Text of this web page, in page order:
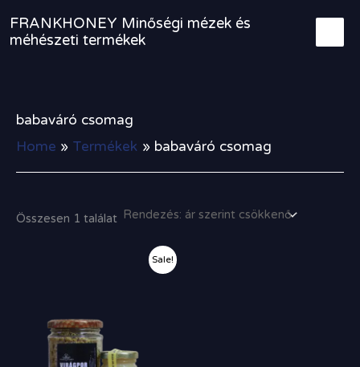
content
FRANKHONEY Minőségi mézek és
méhészeti termékek
babaváró csomag
Home
Termékek babaváró csomag
Összesen 1 találat
Sale!
Current
price